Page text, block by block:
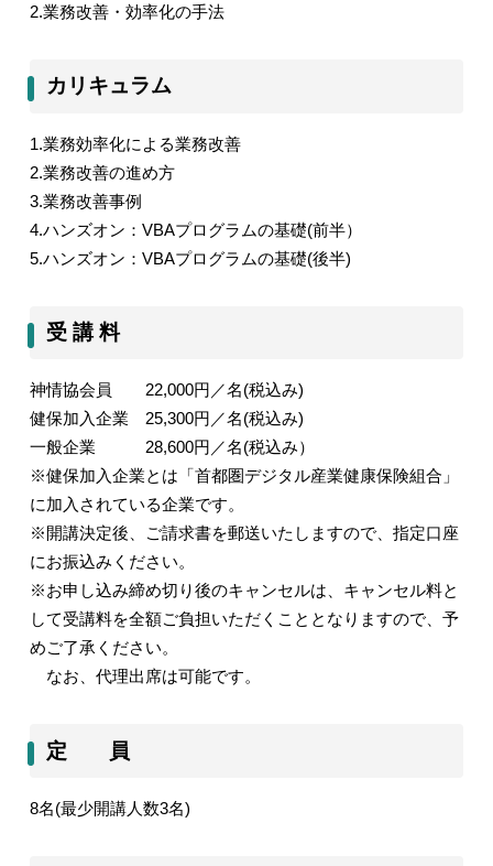
2.業務改善・効率化の手法
カリキュラム
1.業務効率化による業務改善
2.業務改善の進め方
3.業務改善事例
4.ハンズオン： VBAプログラムの基礎(前半）
5.ハンズオン： VBAプログラムの基礎(後半)
受 講 料
神情協会員 22,000円／名(税込み)
健保加入企業 25,300円／名(税込み)
一般企業 28,600円／名(税込み）
※健保加入企業とは「首都圏デジタル産業健康保険組合」
に加入されている企業です。
※開講決定後、ご請求書を郵送いたしますので、指定口座
にお振込みください。
※お申し込み締め切り後のキャンセルは、キャンセル料と
して受講料を全額ご負担いただくこととなりますので、予
めご了承ください。
なお、代理出席は可能です。
定 員
8名(最少開講人数3名)